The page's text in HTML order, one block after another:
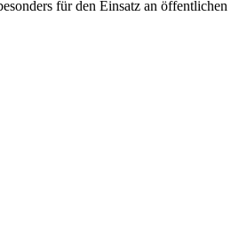
für den Einsatz an öffentlichen